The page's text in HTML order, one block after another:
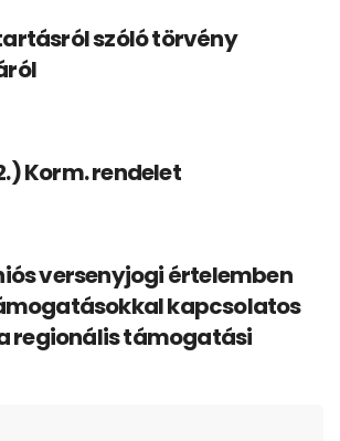
szóló törvény
Korm. rendelet
versenyjogi értelemben
kapcsolatos
regionális támogatási